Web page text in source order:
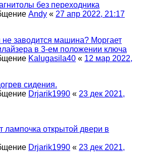
без переходника
Andy « 27 апр 2022, 21:17
не заводится машина? Моргает
в 3-ем положении ключа
Kalugasila40 « 12 мар 2022,
сидения.
Drjarik1990 « 23 дек 2021,
лампочка открытой двери в
Drjarik1990 « 23 дек 2021,